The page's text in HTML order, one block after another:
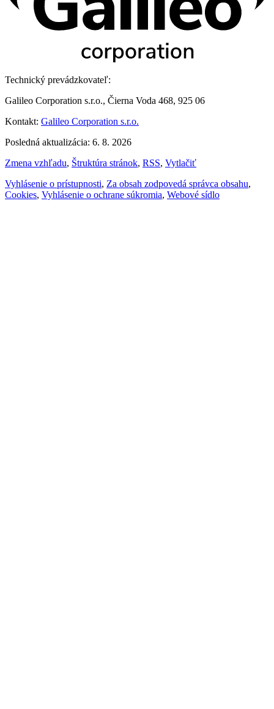
Technický prevádzkovateľ:
Galileo Corporation s.r.o., Čierna Voda 468, 925 06
Kontakt: Galileo Corporation s.r.o.
Posledná aktualizácia: 6. 8. 2026
Zmena vzhľadu, Štruktúra stránok, RSS, Vytlačiť
Vyhlásenie o prístupnosti, Za obsah zodpovedá správca obsahu,
Cookies, Vyhlásenie o ochrane súkromia, Webové sídlo